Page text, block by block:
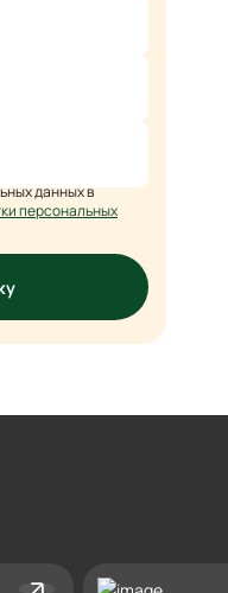
данных в
персональных